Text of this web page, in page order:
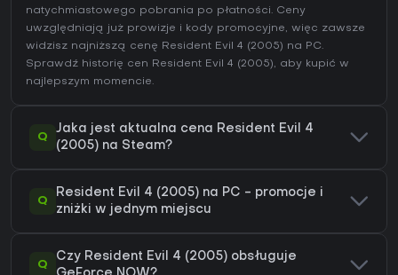
natychmiastowego pobrania po płatności. Ceny
uwzględniają już prowizje i kody promocyjne, więc zawsze
widzisz najniższą cenę Resident Evil 4 (2005) na PC.
Sprawdź historię cen Resident Evil 4 (2005), aby kupić w
najlepszym momencie.
Q
Jaka jest aktualna cena Resident Evil 4
(2005) na Steam?
Q
Resident Evil 4 (2005) na PC - promocje i
zniżki w jednym miejscu
Q
Czy Resident Evil 4 (2005) obsługuje